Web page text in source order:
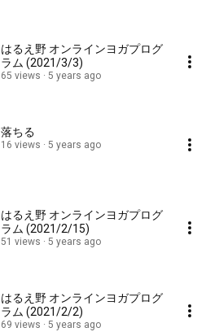
はるえ野 オンラインヨガプログ
ラム (2021/3/3)
65 views 5 years ago
落ちる
16 views 5 years ago
はるえ野 オンラインヨガプログ
ラム (2021/2/15)
51 views 5 years ago
はるえ野 オンラインヨガプログ
ラム (2021/2/2)
69 views 5 years ago